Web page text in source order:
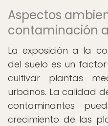
Aspectos
contaminación
La exposición a la
del suelo es un
cultivar plantas
urbanos. La calidad
contaminantes
crecimiento de las